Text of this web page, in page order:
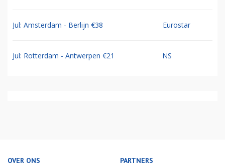
Jul: Amsterdam - Berlijn €38 Eurostar
Jul: Rotterdam - Antwerpen €21 NS
OVER ONS PARTNERS